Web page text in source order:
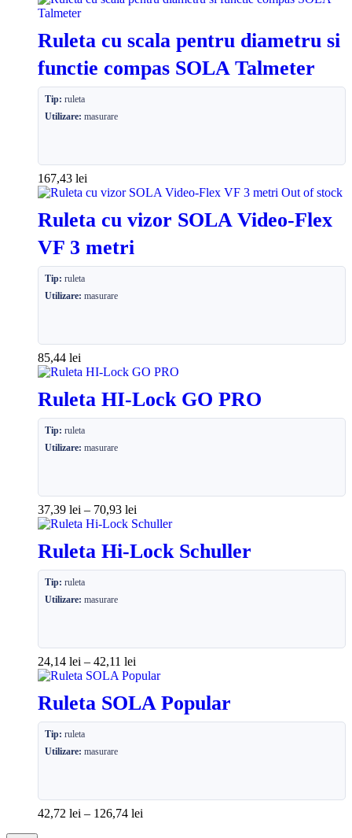
Ruleta cu scala pentru diametru si
functie compas SOLA Talmeter
Tip: ruleta
Utilizare: masurare
167,43 lei
Out of stock
Ruleta cu vizor SOLA Video-Flex
VF 3 metri
Tip: ruleta
Utilizare: masurare
85,44 lei
Ruleta HI-Lock GO PRO
Tip: ruleta
Utilizare: masurare
37,39 lei – 70,93 lei
Ruleta Hi-Lock Schuller
Tip: ruleta
Utilizare: masurare
24,14 lei – 42,11 lei
Ruleta SOLA Popular
Tip: ruleta
Utilizare: masurare
42,72 lei – 126,74 lei